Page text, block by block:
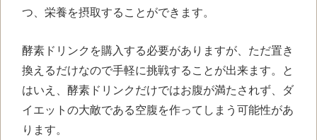
つ、栄養を摂取することができます。
酵素ドリンクを購入する必要がありますが、ただ置き
換えるだけなので手軽に挑戦することが出来ます。と
はいえ、酵素ドリンクだけではお腹が満たされず、ダ
イエットの大敵である空腹を作ってしまう可能性があ
ります。